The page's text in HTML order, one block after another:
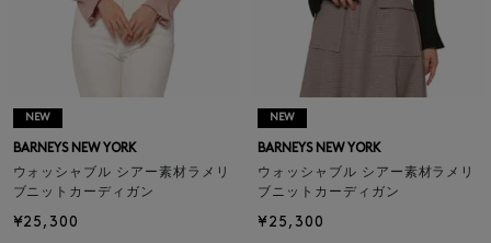
NEW
BARNEYS NEW YORK
ウォッシャブル シアー素材ラメリ
ブニットカーディガン
¥25,300
NEW
BARNEYS NEW YORK
ウォッシャブル シアー素材ラメリ
ブニットカーディガン
¥25,300